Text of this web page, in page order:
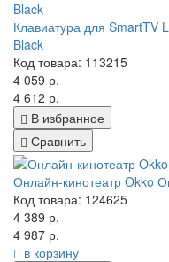
Клавиатура для SmartTV
Black
Код товара: 113215
4 059 р.
4 612 р.
В избранное
Сравнить
Онлайн-кинотеатр Okko
Код товара: 124625
4 389 р.
4 987 р.
в корзину